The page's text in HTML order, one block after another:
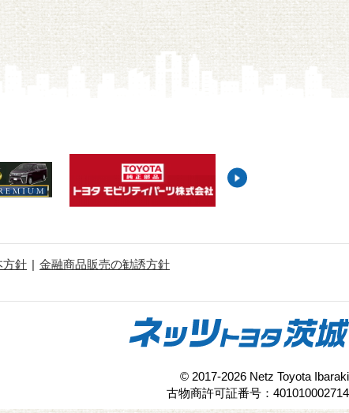
方針
金融商品販売の勧誘方針
© 2017-2026 Netz Toyota Ibaraki
古物商許可証番号：401010002714